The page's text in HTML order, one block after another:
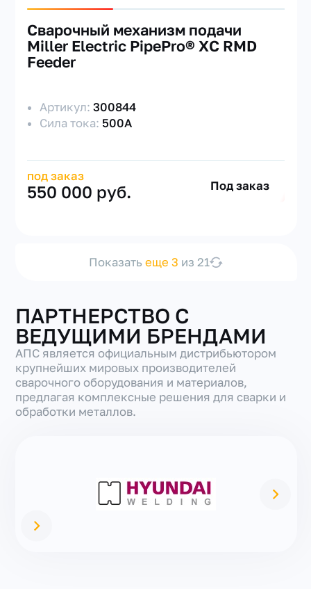
Сварочный механизм подачи
Miller Electric PipePro® XC RMD
Feeder
Артикул:300844
Сила тока: 500А
под заказ
550 000 руб. Под заказ
Показатьеще 3 из 21
ПАРТНЕРСТВО С
ВЕДУЩИМИ БРЕНДАМИ
АПС является официальным дистрибьютором
крупнейших мировых производителей
сварочного оборудования и материалов,
предлагая комплексные решения для сварки и
обработки металлов.